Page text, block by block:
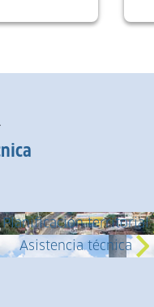
Planificación territorial
Asistencia técnica